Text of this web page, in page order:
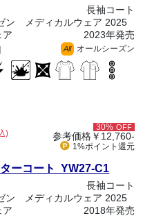
長袖コート
ン メディカルウェア 2025
ア
2023年発売
All オールシーズン
)
30% OFF
参考価格￥12,760-
1%ポイント 還元
ーコート YW27-C1
長袖コート
ン メディカルウェア 2025
ア
2018年発売